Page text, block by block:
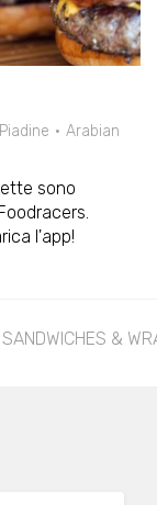
Piadine
Arabian
sono
l'app!
SANDWICHES &